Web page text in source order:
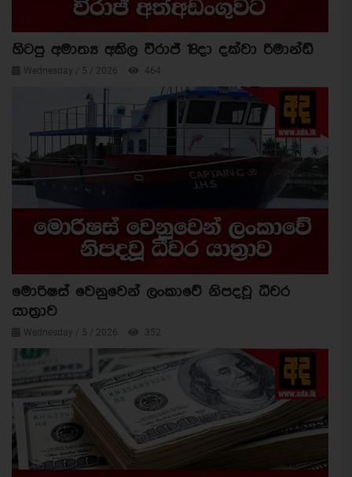
හිටපු අමාත්‍ය අකිල විරාජ් 18දා දක්වා රිමාන්ඩ්
Wednesday / 5 / 2026 464
මොරිෂස් වෙනුවෙන් ලංකාවේ නිපදවූ ධීවර
යාත්‍රාව
Wednesday / 5 / 2026 352